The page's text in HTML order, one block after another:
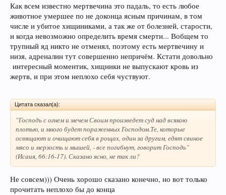
Как всем известно мертвечина это падаль, то есть любое
животное умершее по не доконца ясным причинам, в том
числе и убитое хищиниками, а так же от болезней, старости,
и когда невозможно определить время смерти... Вобщем то
трупный яд никто не отменял, поэтому есть мертвечину и
низя, адреналин тут совершенно непричём. Кстати довольно
интересный моментик, хищники не выпускают кровь из
жертв, и при этом неплохо себя чуствуют.
Цитата сказал(а):
"Господь с огнем и мечем Своим произведет суд над всякою
плотью, и много будет пораженных Господом.Те, которые
освящают и очищают себя в рощах, один за другим, едят свиное
мясо и мерзость и мышей, - все погибнут, говорит Господь"
(Исаия, 66:16-17). Сказано ясно, не так ли?
Не совсем))) Очень хорошо сказано конечно, но вот только
прочитать неплохо бы до конца